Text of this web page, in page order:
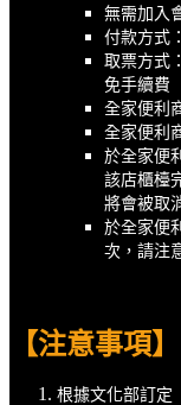
無需加入
付款方式
取票方式
免手續費
全家便利
全家便利
於全家便
該店櫃檯
將會被取
於全家便
次，請注
【注意事項】
根據文化部訂定